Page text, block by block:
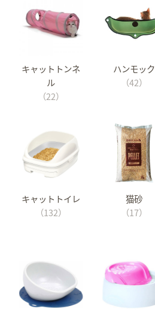
キャットトンネ
ル
（22）
ハンモック
（42）
キャットトイレ
（132）
猫砂
（17）